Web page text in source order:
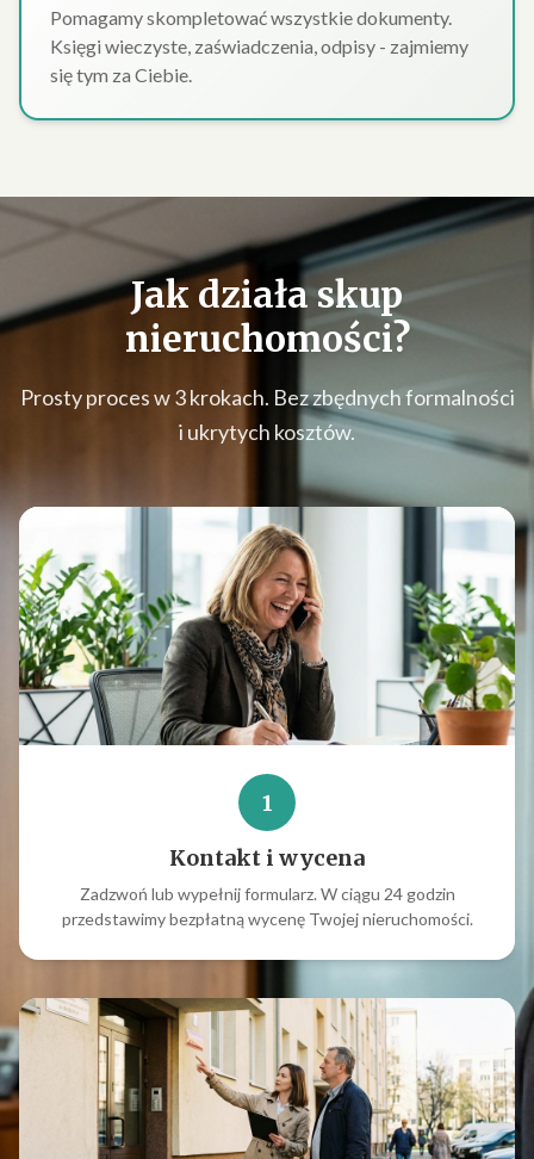
Pomagamy skompletować wszystkie dokumenty.
Księgi wieczyste, zaświadczenia, odpisy - zajmiemy
się tym za Ciebie.
Jak działaskup
nieruchomości?
Prosty proces w 3 krokach. Bez zbędnych formalności
i ukrytych kosztów.
1
Kontakt i wycena
Zadzwoń lub wypełnij formularz. W ciągu 24 godzin
przedstawimy bezpłatną wycenę Twojej nieruchomości.